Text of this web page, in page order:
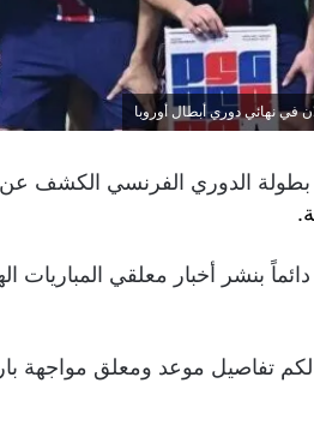
في نهائي دوري أبطال أوروبا
بطولة الدوري الفرنسي الكشف
بنشر أخبار معلقي المباريات
تفاصيل موعد ومعلق مواجهة